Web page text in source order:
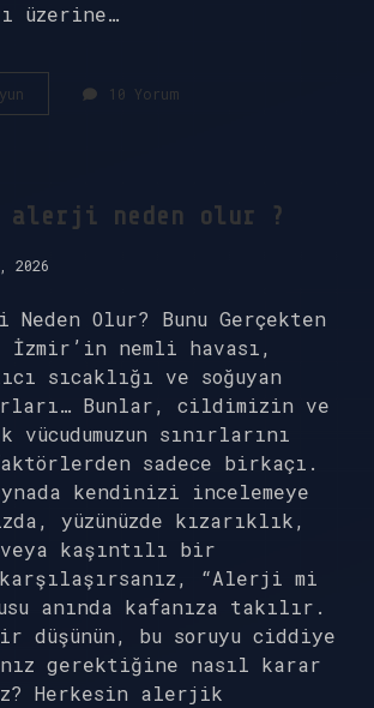
üzerine…
Hematoloji
Bölümü
10 Yorum
alerji neden olur ?
2026
Olur? Bunu Gerçekten
İzmir’in nemli havası,
sıcaklığı ve soğuyan
Bunlar, cildimizin ve
vücudumuzun sınırlarını
sadece birkaçı.
kendinizi incelemeye
yüzünüzde kızarıklık,
kaşıntılı bir
“Alerji mi
anında kafanıza takılır.
düşünün, bu soruyu ciddiye
gerektiğine nasıl karar
Herkesin alerjik